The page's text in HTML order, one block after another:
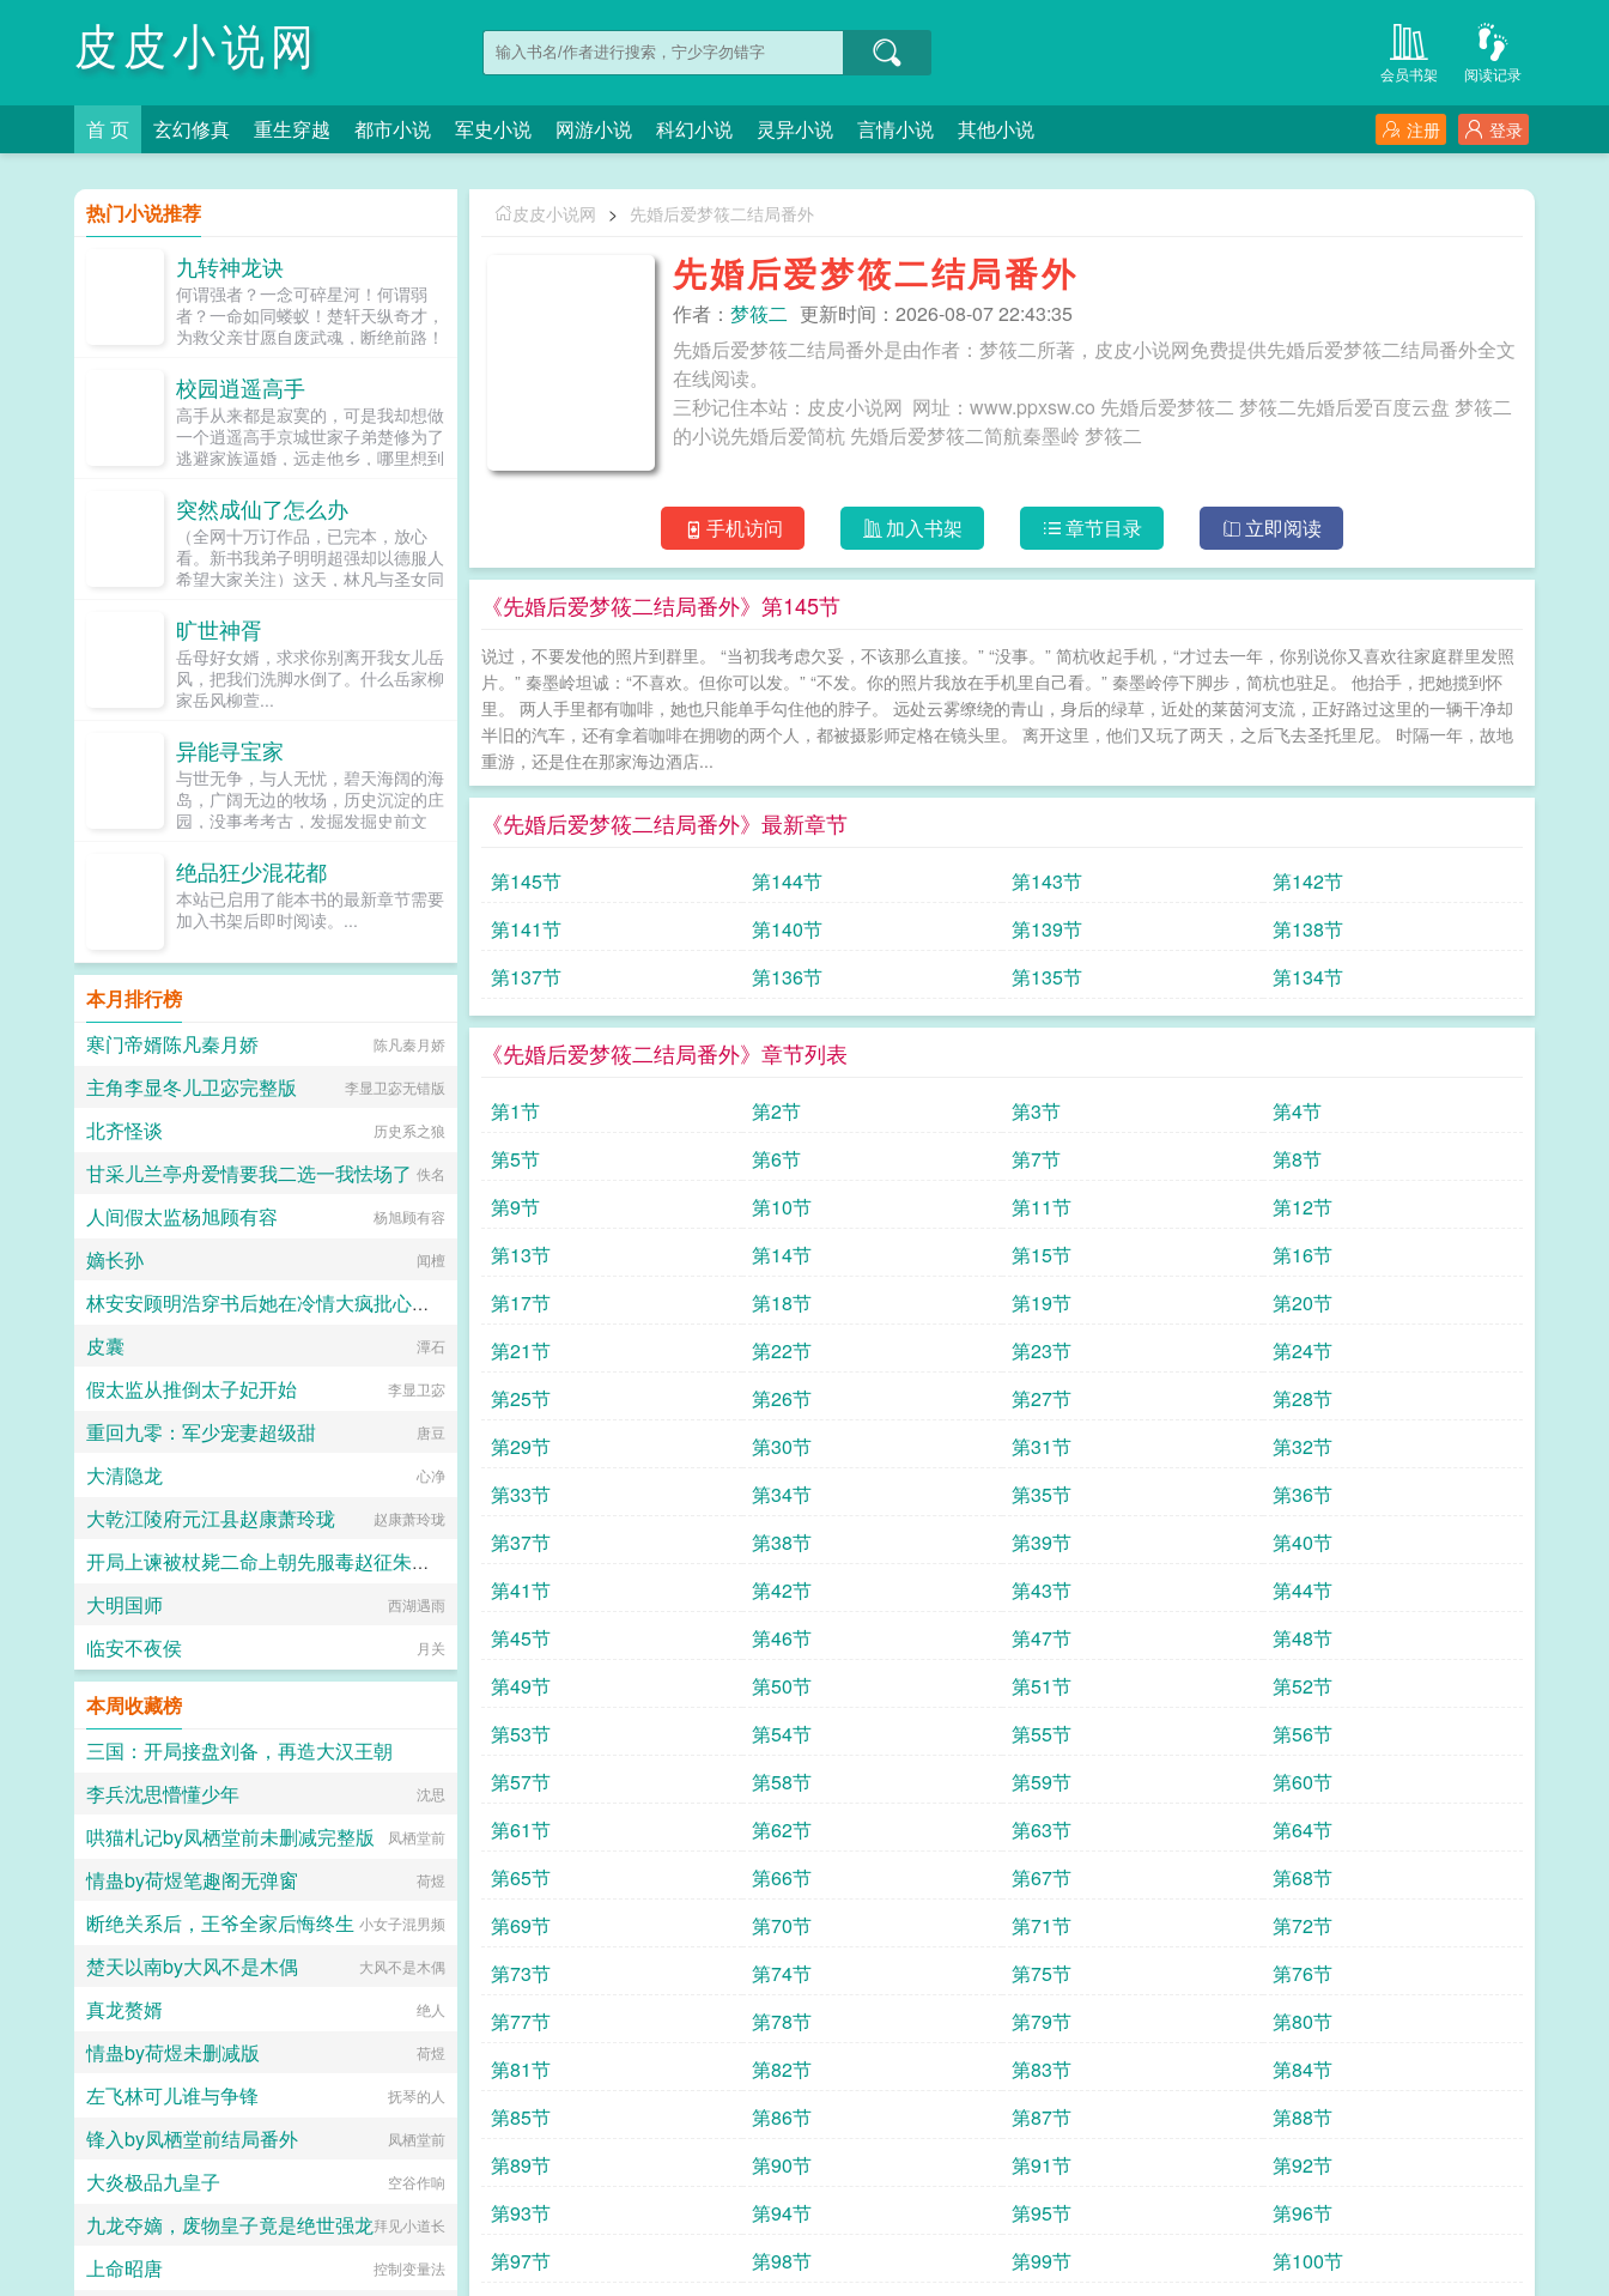
皮皮小说网 阅读记录
会员书架
首 页 玄幻修真 重生穿越 都市小说 军史小说 网游小说 科幻小说 灵异小说 言情小说 其他小说 登录
注册
皮皮小说网 > 先婚后爱梦筱二结局番外
先婚后爱梦筱二结局番外
作者： 梦筱二 更新时间：2026-08-07 22:43:35
先婚后爱梦筱二结局番外是由作者：梦筱二所著，皮皮小说网免费提供先婚后爱梦筱二结局番外全文
在线阅读。
三秒记住本站：皮皮小说网 网址：www.ppxsw.co 先婚后爱梦筱二 梦筱二先婚后爱百度云盘 梦筱二
的小说先婚后爱简杭 先婚后爱梦筱二简航秦墨岭 梦筱二
手机访问 加入书架 章节目录 立即阅读
《先婚后爱梦筱二结局番外》第145节
说过，不要发他的照片到群里。 “当初我考虑欠妥，不该那么直接。” “没事。” 简杭收起手机，“才过去一年，你别说你又喜欢往家庭群里发照
片。” 秦墨岭坦诚：“不喜欢。但你可以发。” “不发。你的照片我放在手机里自己看。” 秦墨岭停下脚步，简杭也驻足。 他抬手，把她揽到怀
里。 两人手里都有咖啡，她也只能单手勾住他的脖子。 远处云雾缭绕的青山，身后的绿草，近处的莱茵河支流，正好路过这里的一辆干净却
半旧的汽车，还有拿着咖啡在拥吻的两个人，都被摄影师定格在镜头里。 离开这里，他们又玩了两天，之后飞去圣托里尼。 时隔一年，故地
重游，还是住在那家海边酒店...
《先婚后爱梦筱二结局番外》最新章节
第145节 第144节 第143节
第142节
第141节
第140节 第139节
第138节
第137节
第136节 第135节 第134节
《先婚后爱梦筱二结局番外》章节列表
第1节 第2节 第3节
第4节
第5节
第6节 第7节
第8节
第9节
第10节 第11节
第12节
第13节
第14节 第15节
第16节
第17节
第18节 第19节
第20节
第21节
第22节 第23节
第24节
第25节
第26节 第27节
第28节
第29节
第30节 第31节
第32节
第33节
第34节 第35节
第36节
第37节
第38节 第39节
第40节
第41节
第42节 第43节
第44节
第45节
第46节 第47节
第48节
第49节
第50节 第51节
第52节
第53节
第54节 第55节
第56节
第57节
第58节 第59节
第60节
第61节
第62节 第63节
第64节
第65节
第66节 第67节
第68节
第69节
第70节 第71节
第72节
第73节
第74节 第75节
第76节
第77节
第78节 第79节
第80节
第81节
第82节 第83节
第84节
第85节
第86节 第87节
第88节
第89节
第90节 第91节
第92节
第93节
第94节 第95节
第96节
第97节
第98节 第99节 第100节
热门小说推荐
九转神龙诀
何谓强者？一念可碎星河！何谓弱
者？一命如同蝼蚁！楚轩天纵奇才，
为救父亲甘愿自废武魂，断绝前路！
星辰，踏万古青天，铸不朽神体！任
你万般法门，我一剑皆可破之！剑气
纵横十万里，一剑光寒三千界！楚轩
我不问前尘，不求来生，只要这一世
的轰轰烈烈！...
校园逍遥高手
高手从来都是寂寞的，可是我却想做
一个逍遥高手京城世家子弟楚修为了
逃避家族逼婚，远走他乡，哪里想到
女与他纠缠不清，就连那霸道的未婚
妻也是不远千里追来面对这等桃色劫
难，楚修只有一个念头我想回家！各
位书友要是觉得校园逍遥高手还不错
的话请不要忘记向您...
突然成仙了怎么办
（全网十万订作品，已完本，放心
看。新书我弟子明明超强却以德服人
希望大家关注）这天，林凡与圣女同
限互穿。随后，两人在不同时空，杠
上了。直到某日，林凡穿越归来，却
发现自己已经成仙！突然成仙了怎么
办？在线等，挺急的。（群号
1005499845，静待朋友们加入）...
旷世神胥
岳母好女婿，求求你别离开我女儿岳
风，把我们洗脚水倒了。什么岳家柳
家岳风柳萱...
异能寻宝家
与世无争，与人无忧，碧天海阔的海
岛，广阔无边的牧场，历史沉淀的庄
园，没事考考古，发掘发掘史前文
绝品狂少混花都
本站已启用了能本书的最新章节需要
加入书架后即时阅读。...
本月排行榜
寒门帝婿陈凡秦月娇
陈凡秦月娇
主角李显冬儿卫宓完整版 李显卫宓无错版
北齐怪谈 历史系之狼
甘采儿兰亭舟爱情要我二选一我怯场了 佚名
人间假太监杨旭顾有容 杨旭顾有容
嫡长孙 闻檀
林安安顾明浩穿书后她在冷情大疯批心头蹦迪
佚名
皮囊 潭石
假太监从推倒太子妃开始 李显卫宓
重回九零：军少宠妻超级甜 唐豆
大清隐龙 心净
大乾江陵府元江县赵康萧玲珑 赵康萧玲珑
开局上谏被杖毙二命上朝先服毒赵征朱重八无错版
赵征朱重八大结局
大明国师 西湖遇雨
临安不夜侯 月关
本周收藏榜
三国：开局接盘刘备，再造大汉王朝
长弓挽月
李兵沈思懵懂少年 沈思
哄猫札记by凤栖堂前未删减完整版 凤栖堂前
情蛊by荷煜笔趣阁无弹窗 荷煜
断绝关系后，王爷全家后悔终生 小女子混男频
楚天以南by大风不是木偶 大风不是木偶
真龙赘婿 绝人
情蛊by荷煜未删减版 荷煜
左飞林可儿谁与争锋 抚琴的人
锋入by凤栖堂前结局番外 凤栖堂前
大炎极品九皇子 空谷作响
九龙夺嫡，废物皇子竟是绝世强龙拜见小道长
上命昭唐 控制变量法